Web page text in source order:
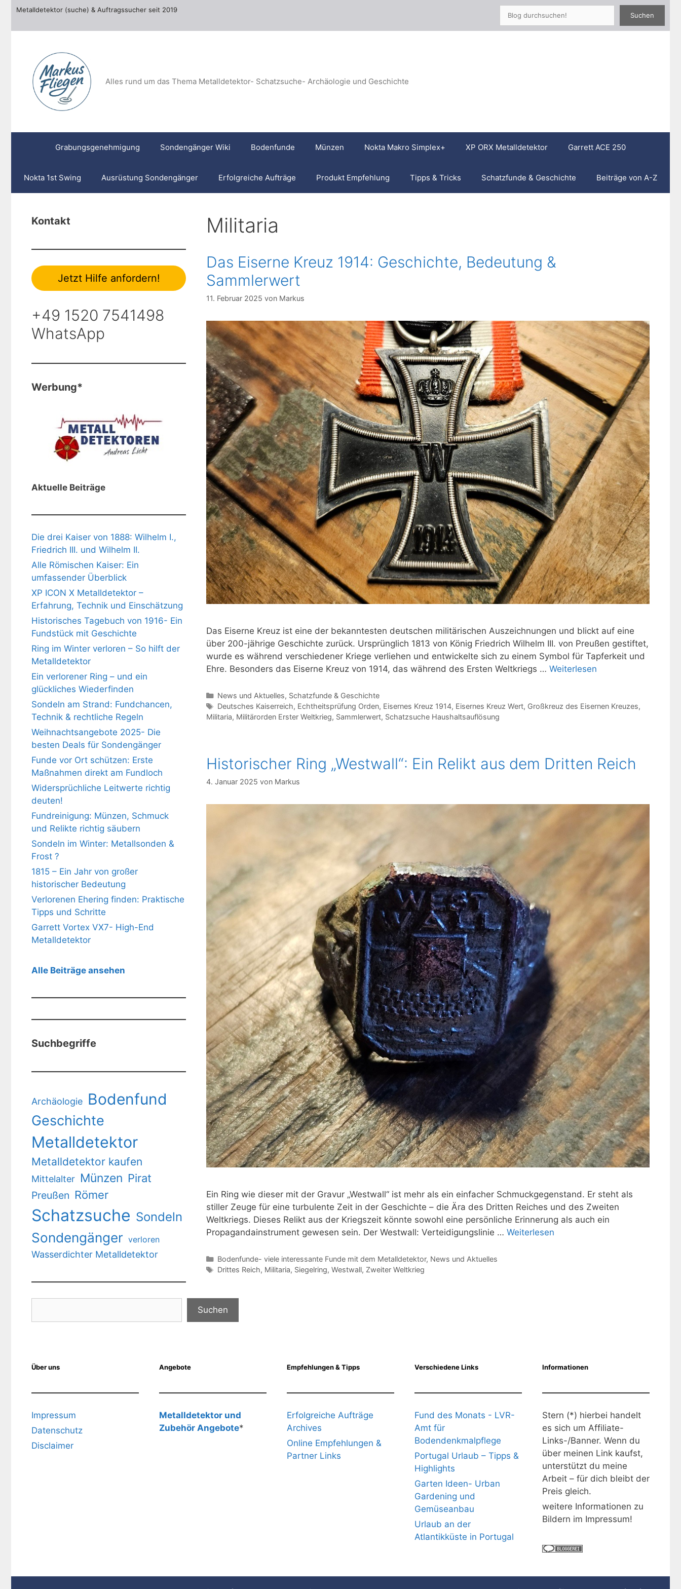
Zum
springen
Metalldetektor (suche) & Auftragssucher seit 2019
Suchen
Alles rund um das Thema Metalldetektor- Schatzsuche- Archäologie und Geschichte
Grabungsgenehmigung Sondengänger Wiki Bodenfunde Münzen Nokta Makro Simplex+ XP ORX Metalldetektor Garrett ACE 250
Nokta 1st Swing Ausrüstung Sondengänger Erfolgreiche Aufträge Produkt Empfehlung Tipps & Tricks Schatzfunde & Geschichte Beiträge von A-Z
Militaria
Das Eiserne Kreuz 1914: Geschichte, Bedeutung &
Sammlerwert
11. Februar 2025 von Markus
Das Eiserne Kreuz ist eine der bekanntesten deutschen militärischen Auszeichnungen und blickt auf eine
über 200-jährige Geschichte zurück. Ursprünglich 1813 von König Friedrich Wilhelm III. von Preußen gestiftet,
wurde es während verschiedener Kriege verliehen und entwickelte sich zu einem Symbol für Tapferkeit und
Ehre. Besonders das Eiserne Kreuz von 1914, das während des Ersten Weltkriegs … Weiterlesen
Kategorien
News und Aktuelles, Schatzfunde & Geschichte
Schlagwörter
Deutsches Kaiserreich, Echtheitsprüfung Orden, Eisernes Kreuz 1914, Eisernes Kreuz Wert, Großkreuz des Eisernen Kreuzes,
Militaria, Militärorden Erster Weltkrieg, Sammlerwert, Schatzsuche Haushaltsauflösung
Historischer Ring „Westwall“: Ein Relikt aus dem Dritten Reich
4. Januar 2025 von Markus
Ein Ring wie dieser mit der Gravur „Westwall“ ist mehr als ein einfacher Schmuckgegenstand. Er steht als
stiller Zeuge für eine turbulente Zeit in der Geschichte – die Ära des Dritten Reiches und des Zweiten
Weltkriegs. Dieses Relikt aus der Kriegszeit könnte sowohl eine persönliche Erinnerung als auch ein
Propagandainstrument gewesen sein. Der Westwall: Verteidigungslinie … Weiterlesen
Kategorien
Bodenfunde- viele interessante Funde mit dem Metalldetektor, News und Aktuelles
Schlagwörter
Drittes Reich, Militaria, Siegelring, Westwall, Zweiter Weltkrieg
Kontakt
Jetzt Hilfe anfordern!
+49 1520 7541498
WhatsApp
Werbung*
Aktuelle Beiträge
Die drei Kaiser von 1888: Wilhelm I.,
Friedrich III. und Wilhelm II.
Alle Römischen Kaiser: Ein
umfassender Überblick
XP ICON X Metalldetektor –
Erfahrung, Technik und Einschätzung
Historisches Tagebuch von 1916- Ein
Fundstück mit Geschichte
Ring im Winter verloren – So hilft der
Metalldetektor
Ein verlorener Ring – und ein
glückliches Wiederfinden
Sondeln am Strand: Fundchancen,
Technik & rechtliche Regeln
Weihnachtsangebote 2025- Die
besten Deals für Sondengänger
Funde vor Ort schützen: Erste
Maßnahmen direkt am Fundloch
Widersprüchliche Leitwerte richtig
deuten!
Fundreinigung: Münzen, Schmuck
und Relikte richtig säubern
Sondeln im Winter: Metallsonden &
Frost ?
1815 – Ein Jahr von großer
historischer Bedeutung
Verlorenen Ehering finden: Praktische
Tipps und Schritte
Garrett Vortex VX7- High-End
Metalldetektor
Alle Beiträge ansehen
Suchbegriffe
Archäologie Bodenfund
Geschichte
Metalldetektor
Metalldetektor kaufen
Mittelalter Münzen Pirat
Preußen Römer
Schatzsuche Sondeln
Sondengänger verloren
Wasserdichter Metalldetektor
Suchen
Über uns
Impressum
Datenschutz
Disclaimer
Angebote
Metalldetektor und
Zubehör Angebote*
Empfehlungen & Tipps
Erfolgreiche Aufträge
Archives
Online Empfehlungen &
Partner Links
Verschiedene Links
Fund des Monats - LVR-
Amt für
Bodendenkmalpflege
Portugal Urlaub – Tipps &
Highlights
Garten Ideen- Urban
Gardening und
Gemüseanbau
Urlaub an der
Atlantikküste in Portugal
Informationen
Stern (*) hierbei handelt
es sich um Affiliate-
Links-/Banner. Wenn du
über meinen Link kaufst,
unterstützt du meine
Arbeit – für dich bleibt der
Preis gleich.
weitere Informationen zu
Bildern im Impressum!